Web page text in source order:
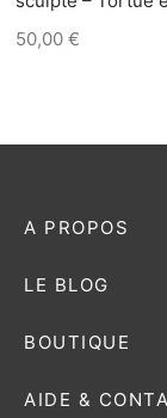
50,00 €
AIDE &
LE BLOG
BOUTIQUE
A PROPOS